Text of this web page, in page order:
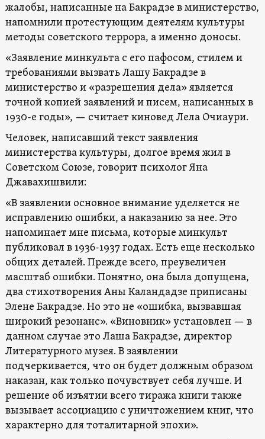
жалобы, написанные на Бакрадзе в министерство,
напомнили протестующим деятелям культуры
методы советского террора, а именно доносы.
«Заявление минкульта с его пафосом, стилем и
требованиями вызвать Лашу Бакрадзе в
министерство и «разрешения дела» является
точной копией заявлений и писем, написанных в
1930-е годы», — считает киновед Лела Очиаури.
Человек, написавший текст заявления
министерства культуры, долгое время жил в
Советском Союзе, говорит психолог Яна
Джавахишвили:
«В заявлении основное внимание уделяется не
исправлению ошибки, а наказанию за нее. Это
напоминает мне письма, которые минкульт
публиковал в 1936-1937 годах. Есть еще несколько
общих деталей. Прежде всего, преувеличен
масштаб ошибки. Понятно, она была допущена,
два стихотворения Аны Каландадзе приписаны
Элене Бакрадзе. Но это не «ошибка, вызвавшая
широкий резонанс». «Виновник» установлен — в
данном случае это Лаша Бакрадзе, директор
Литературного музея. В заявлении
подчеркивается, что он будет должным образом
наказан, как только почувствует себя лучше. И
решение об изъятии всего тиража книги также
вызывает ассоциацию с уничтожением книг, что
характерно для тоталитарной эпохи».